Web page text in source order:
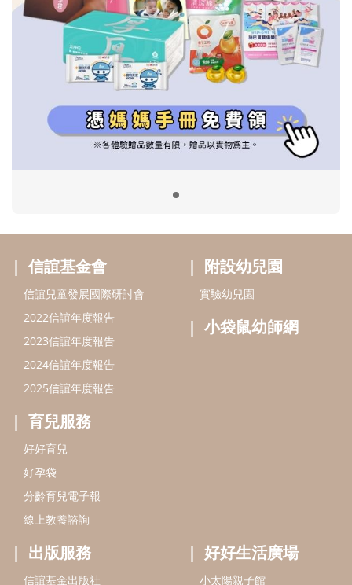
信誼基金會
2022信誼年度報告
2023信誼年度報告
2024信誼年度報告
好孕袋
分齡育兒電子報
線上教養諮詢
附設幼兒園
小袋鼠幼師網
出版服務
信誼基金出版社
閱讀推廣
Bookstart閱讀起步走
信誼幼兒文學獎
信誼兒童動畫獎
小袋鼠說故事劇團
service@hsin-yi.org.tw
信誼好好育兒
小太陽親子書房